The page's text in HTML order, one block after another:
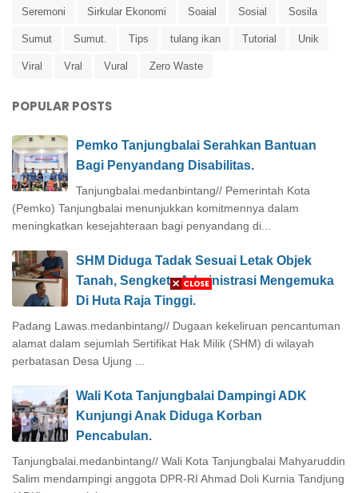
Seremoni Sirkular Ekonomi Soaial Sosial Sosila
Sumut Sumut. Tips tulang ikan Tutorial Unik
Viral Vral Vural Zero Waste
POPULAR POSTS
Pemko Tanjungbalai Serahkan Bantuan
Bagi Penyandang Disabilitas.
Tanjungbalai.medanbintang// Pemerintah Kota
(Pemko) Tanjungbalai menunjukkan komitmennya dalam
meningkatkan kesejahteraan bagi penyandang di...
SHM Diduga Tadak Sesuai Letak Objek
Tanah, Sengketa Administrasi Mengemuka
Di Huta Raja Tinggi.
Padang Lawas.medanbintang// Dugaan kekeliruan pencantuman
alamat dalam sejumlah Sertifikat Hak Milik (SHM) di wilayah
perbatasan Desa Ujung ...
Wali Kota Tanjungbalai Dampingi ADK
Kunjungi Anak Diduga Korban
Pencabulan.
Tanjungbalai.medanbintang// Wali Kota Tanjungbalai Mahyaruddin
Salim mendampingi anggota DPR-RI Ahmad Doli Kurnia Tandjung